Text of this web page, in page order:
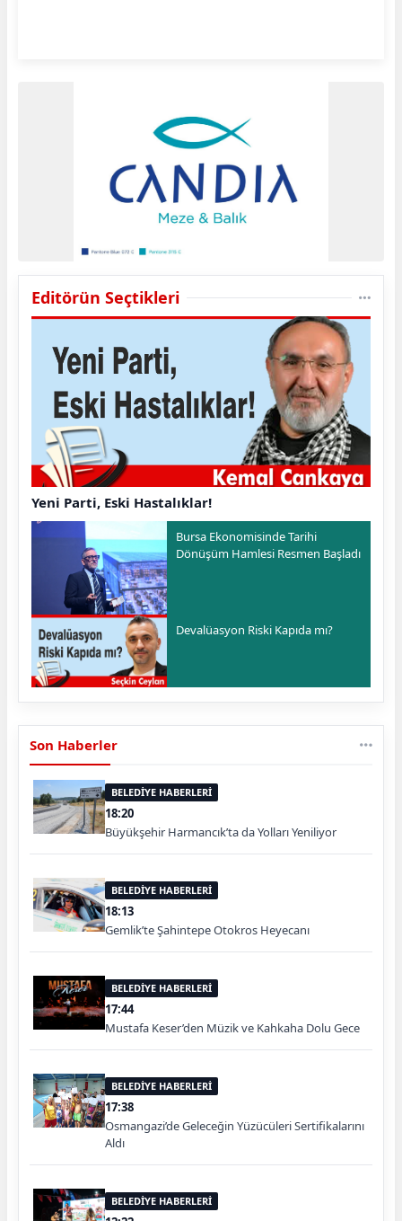
Editörün Seçtikleri
Yeni Parti, Eski Hastalıklar!
Bursa Ekonomisinde Tarihi
Dönüşüm Hamlesi Resmen Başladı
Devalüasyon Riski Kapıda mı?
Son Haberler
BELEDİYE HABERLERİ
18:20
Büyükşehir Harmancık’ta da Yolları Yeniliyor
BELEDİYE HABERLERİ
18:13
Gemlik’te Şahintepe Otokros Heyecanı
BELEDİYE HABERLERİ
17:44
Mustafa Keser’den Müzik ve Kahkaha Dolu Gece
BELEDİYE HABERLERİ
17:38
Osmangazi’de Geleceğin Yüzücüleri Sertifikalarını
Aldı
BELEDİYE HABERLERİ